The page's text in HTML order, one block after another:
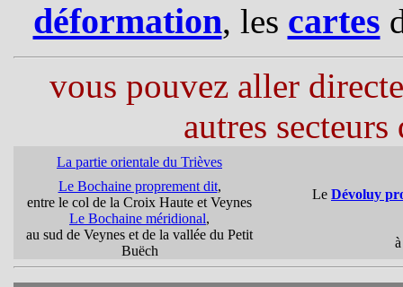
déformation, les cartes
vous pouvez aller
autres
La partie orientale du Trièves
Le Bochaine proprement dit,
entre le col de la Croix Haute et Veynes
Le Dévoluy
Le Bochaine méridional,
au sud de Veynes et de la vallée du Petit
Buëch